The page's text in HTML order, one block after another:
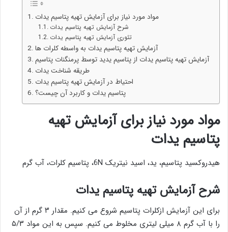
مواد مورد نیاز برای آزمایش تهیه پتاسیم یدات
شرح آزمایش تهیه پتاسیم یدات
تئوری آزمایش تهیه پتاسیم یدات
آزمایش تهیه پتاسیم یدات به واسطه کلرات ها
آزمایش تهیه پتاسیم یدات از پتاسیم یدید توسط پرمنگنات پتاسیم
طریقه شناخت یدات
احتیاط در آزمایش تهیه پتاسیم یدات
پتاسیم یدات و کاربرد آن چیست؟
مواد مورد نیاز برای آزمایش تهیه
پتاسیم یدات
هیدروکسید پتاسیم، ید، اسید نیتریک 6N، پتاسیم کلرات، آب گرم
شرح آزمایش تهیه پتاسیم یدات
برای این آزمایش ازکلرات پتاسیم شروع می کنیم. مقدار ۳ گرم از آن
را با آب گرم ۸ میلی لیتری مخلوط می کنیم. سپس به این مواد ۵/۳